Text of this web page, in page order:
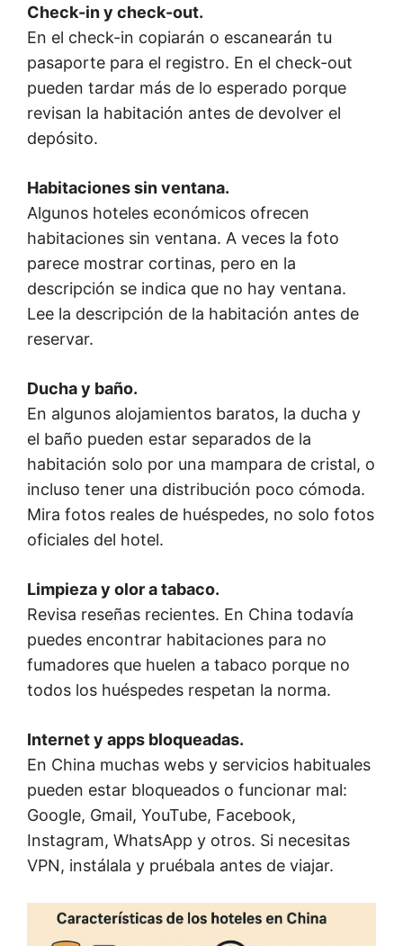
Check-in y check-out.
En el check-in copiarán o escanearán tu
pasaporte para el registro. En el check-out
pueden tardar más de lo esperado porque
revisan la habitación antes de devolver el
depósito.
Habitaciones sin ventana.
Algunos hoteles económicos ofrecen
habitaciones sin ventana. A veces la foto
parece mostrar cortinas, pero en la
descripción se indica que no hay ventana.
Lee la descripción de la habitación antes de
reservar.
Ducha y baño.
En algunos alojamientos baratos, la ducha y
el baño pueden estar separados de la
habitación solo por una mampara de cristal, o
incluso tener una distribución poco cómoda.
Mira fotos reales de huéspedes, no solo fotos
oficiales del hotel.
Limpieza y olor a tabaco.
Revisa reseñas recientes. En China todavía
puedes encontrar habitaciones para no
fumadores que huelen a tabaco porque no
todos los huéspedes respetan la norma.
Internet y apps bloqueadas.
En China muchas webs y servicios habituales
pueden estar bloqueados o funcionar mal:
Google, Gmail, YouTube, Facebook,
Instagram, WhatsApp y otros. Si necesitas
VPN, instálala y pruébala antes de viajar.